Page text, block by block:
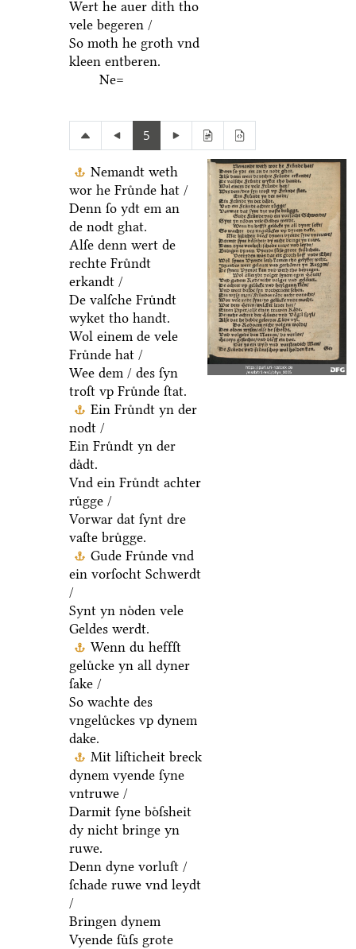
Wert he auer dith tho
vele begeren /
So moth he groth vnd
kleen entberen.
Ne=
5
Nemandt weth
wor he Fruͤnde hat /
Denn ſo ydt em an
de nodt ghat.
Alſe denn wert de
rechte Fruͤndt
erkandt /
De valſche Fruͤndt
wyket tho handt.
Wol einem de vele
Fruͤnde hat /
Wee dem / des ſyn
troſt vp Fruͤnde ſtat.
Ein Fruͤndt yn der
nodt /
Ein Fruͤndt yn der
daͤdt.
Vnd ein Fruͤndt achter
ruͤgge /
Vorwar dat ſynt dre
vaſte bruͤgge.
Gude Fruͤnde vnd
ein vorſocht Schwerdt
/
Synt yn noͤden vele
Geldes werdt.
Wenn du heffſt
geluͤcke yn all dyner
ſake /
So wachte des
vngeluͤckes vp dynem
dake.
Mit liſticheit breck
dynem vyende ſyne
vntruwe /
Darmit ſyne boͤſsheit
dy nicht bringe yn
ruwe.
Denn dyne vorluſt /
ſchade ruwe vnd leydt
/
Bringen dynem
Vyende ſuͤſs grote